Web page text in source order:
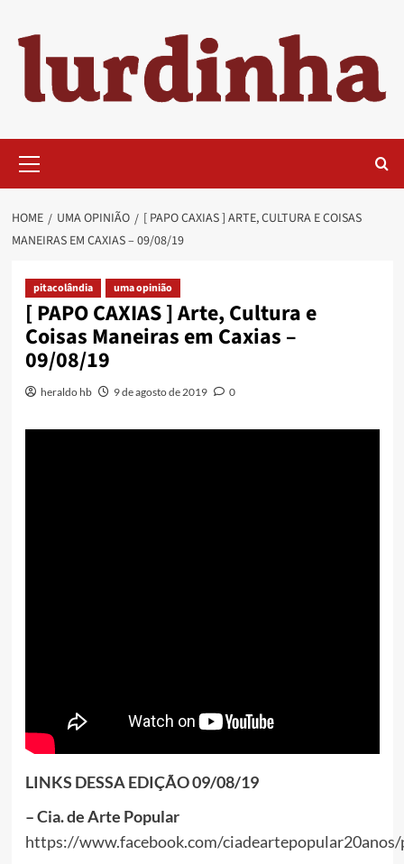
content
Menu
HOME UMA OPINIÃO
[ PAPO CAXIAS ] ARTE, CULTURA E COISAS
MANEIRAS EM CAXIAS – 09/08/19
pitacolândia uma opinião
[ PAPO CAXIAS ] Arte, Cultura e
Coisas Maneiras em Caxias –
09/08/19
heraldo hb 9 de agosto de 2019 0
LINKS DESSA EDIÇÃO 09/08/19
– Cia. de Arte Popular
https://www.facebook.com/